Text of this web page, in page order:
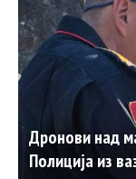
Дронови над
Полиција из